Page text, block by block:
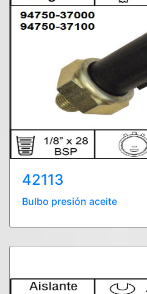
42113
Bulbo presión aceite